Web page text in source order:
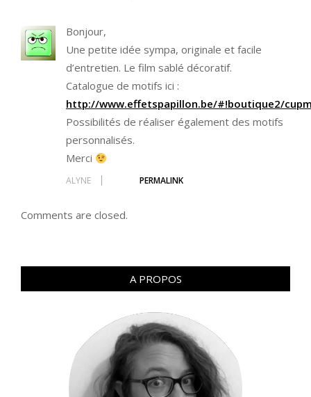
Bonjour,
Une petite idée sympa, originale et facile
d’entretien. Le film sablé décoratif.
Catalogue de motifs ici :
http://www.effetspapillon.be/#!boutique2/
Possibilités de réaliser également des motifs
personnalisés.
Merci
ALYNE PERMALINK
Comments are closed.
A PROPOS